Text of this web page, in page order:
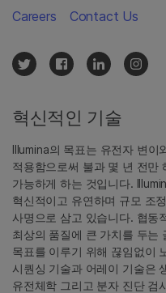
혁신적인 기술
Illumina의 목표는 유전자 변이
적용함으로써 불과 몇 년 전만
가능하게 하는 것입니다.
혁신적이고 유연하며 규모 조
사명으로 삼고 있습니다. 협동
최상의 품질에 큰 가치를 두는
목표를 이루기 위해 끊임없이
시퀀싱 기술과 어레이 기술은
유전체학 그리고 분자 진단 검
Careers Contact Us